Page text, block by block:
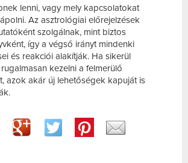
lenni, vagy mely kapcsolatokat
Az asztrológiai előrejelzések
szolgálnak, mint biztos
így a végső irányt mindenki
és reakciói alakítják. Ha sikerül
kezelni a felmerülő
azok akár új lehetőségek kapuját is